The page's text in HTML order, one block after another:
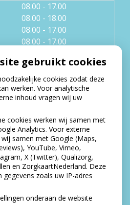
08.00 - 17.00
08.00 - 18.00
08.00 - 17.00
08.00 - 17.00
mails over
het veilig doen!
de basis voor een gezonde
het buitenland? Wees op je
gemaakt in 2025? Check of
gebruikt cookies
cookies zodat deze
werken. Voor analytische
inhoud vragen wij uw
cookies werken wij samen met
Analytics. Voor externe
samen met Google (Maps,
YouTube, Vimeo,
X (Twitter), Qualizorg,
en ZorgkaartNederland. Deze
gegevens zoals uw IP-adres
onderaan de website